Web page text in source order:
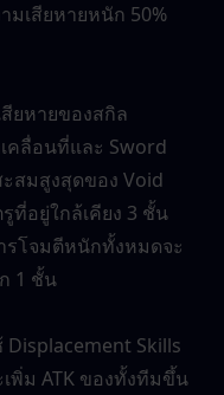
มเสียหายหนัก 50%
สียหายของสกิล
คลื่อนที่และ Sword
สมสูงสุดของ Void
ที่อยู่ใกล้เคียง 3 ชั้น
รโจมตีหนักทั้งหมดจะ
1 ชั้น
Displacement Skills
พิ่ม ATK ของทั้งทีมขึ้น